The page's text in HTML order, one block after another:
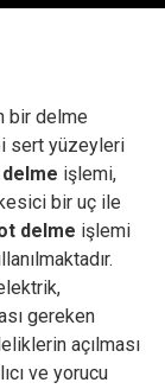
bir delme
sert yüzeyleri
işlemi,
bir uç ile
delme işlemi
gereken
açılması
ve yorucu